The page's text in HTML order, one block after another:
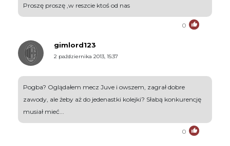
Proszę proszę ,w reszcie ktoś od nas
0
gimlord123
2 października 2013, 15:37
Pogba? Oglądałem mecz Juve i owszem, zagrał dobre
zawody, ale żeby aż do jedenastki kolejki? Słabą konkurencję
musiał mieć...
0